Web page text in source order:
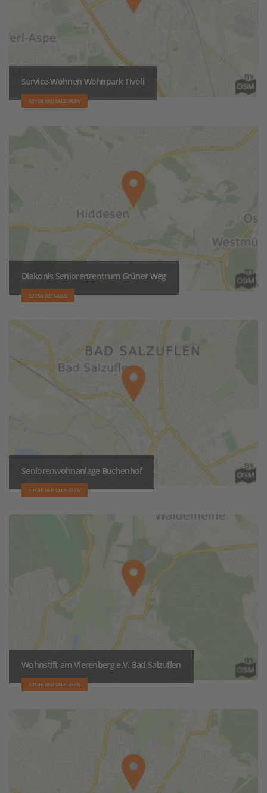
Service-Wohnen Wohnpark Tivoli
32108 BAD SALZUFLEN
Diakonis Seniorenzentrum Grüner Weg
32756 DETMOLD
Seniorenwohnanlage Buchenhof
32105 BAD SALZUFLEN
Wohnstift am Vierenberg e.V. Bad Salzuflen
32105 BAD SALZUFLEN